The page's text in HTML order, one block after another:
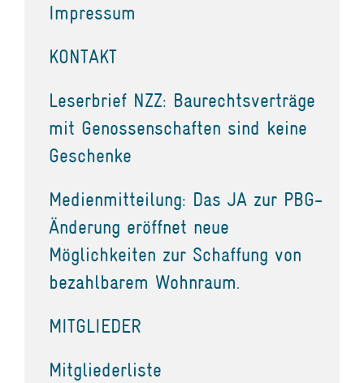
Impressum
KONTAKT
Leserbrief NZZ: Baurechtsverträge
mit Genossenschaften sind keine
Geschenke
Medienmitteilung: Das JA zur PBG-
Änderung eröffnet neue
Möglichkeiten zur Schaffung von
bezahlbarem Wohnraum.
MITGLIEDER
Mitgliederliste